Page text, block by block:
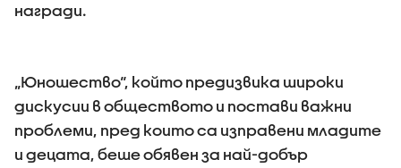
награди.
„Юношество“, който предизвика широки
дискусии в обществото и постави важни
проблеми, пред които са изправени младите
и децата, беше обявен за най-добър